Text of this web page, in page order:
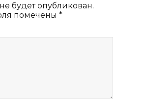
будет опубликован.
помечены *